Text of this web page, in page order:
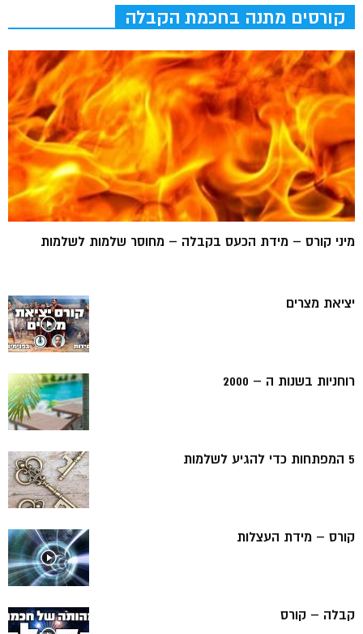
קורסים מתנה בחכמת הקבלה
מיני קורס – מידת הכעס בקבלה – מחוסר שלמות לשלמות
יציאת מצרים
רוחניות בשנות ה – 2000
5 המפתחות כדי להגיע לשלמות
קורס – מידת העצלות
קבלה – קורס